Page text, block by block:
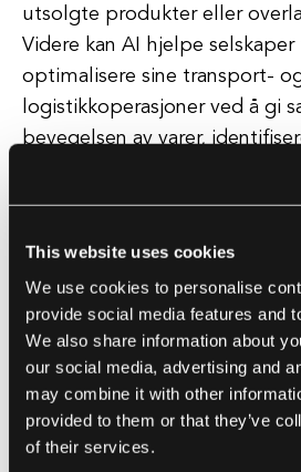
This website uses cookies
We use cookies to personalise
provide social media features and
We also share information about
our social media, advertising and
may combine it with other
provided to them or that they’ve
of their services.
utsolgte produkter eller
Videre kan AI hjelpe selskaper
optimalisere sine transport-
logistikkoperasjoner ved å gi
bevegelsen av varer,
flaskehalser eller forsinkelser,
alternative ruter eller
Ved å bruke AI-drevne
kan selskaper redusere
forbedre leveringstider og
kundetilfredsheten. Et annet
ha en betydelig innvirkning på
forsyningskjeden er i
roboter, droner og annen